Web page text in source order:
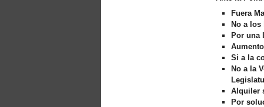
Fuera
No a
Por una
Si a la
No a la
Alquiler
Por